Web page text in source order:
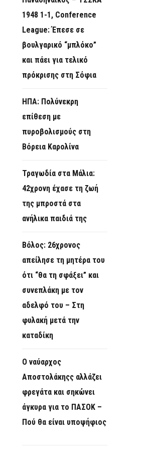
1948 1-1, Conference
League: Έπεσε σε
βουλγαρικό “μπλόκο”
και πάει για τελικό
πρόκρισης στη Σόφια
ΗΠΑ: Πολύνεκρη
επίθεση με
πυροβολισμούς στη
Βόρεια Καρολίνα
Τραγωδία στα Μάλια:
42χρονη έχασε τη ζωή
της μπροστά στα
ανήλικα παιδιά της
Βόλος: 26χρονος
απείλησε τη μητέρα του
ότι “θα τη σφάξει” και
συνεπλάκη με τον
αδελφό του – Στη
φυλακή μετά την
καταδίκη
Ο ναύαρχος
Αποστολάκηςς αλλάζει
φρεγάτα και σηκώνει
άγκυρα για το ΠΑΣΟΚ –
Πού θα είναι υποψήφιος